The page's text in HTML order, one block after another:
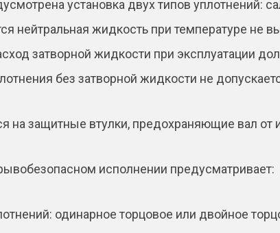
установка двух типов уплотнений:
нейтральная жидкость при температуре
затворной жидкости при эксплуатации
без затворной жидкости не
на защитные втулки, предохраняющие вал от
исполнении предусматривает:
одинарное торцовое или двойное